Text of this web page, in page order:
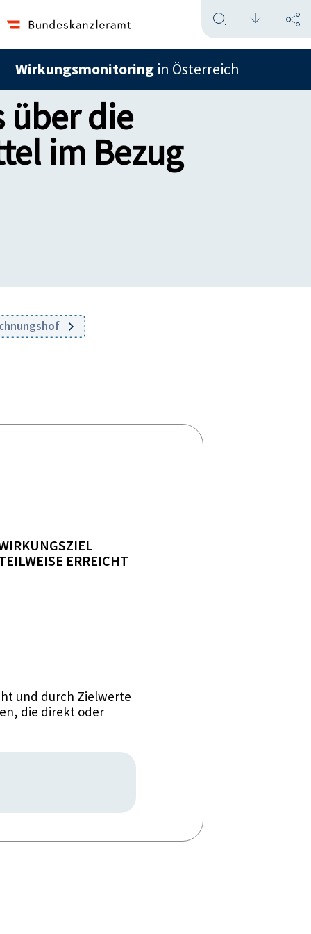
Wirkungsmonitoring in Österreich
über die
im Bezug
ERREICHT
und durch Zielwerte
die direkt oder